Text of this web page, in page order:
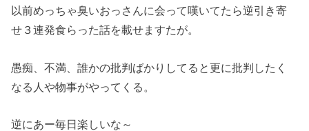
以前めっちゃ臭いおっさんに会って嘆いてたら逆引き寄
せ３連発食らった話を載せますたが。
愚痴、不満、誰かの批判ばかりしてると更に批判したく
なる人や物事がやってくる。
逆にあー毎日楽しいな～